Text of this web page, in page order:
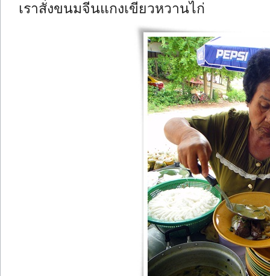
เราสั่งขนมจีนแกงเขียวหวานไก่